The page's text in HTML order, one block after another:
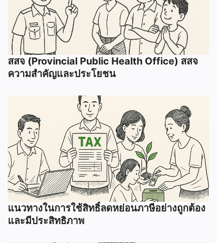
สสจ (Provincial Public Health Office) สสจ
ความสำคัญและประโยชน
แนวทางในการใช้สิทธิ์ลดหย่อนภาษีอย่างถูกต้อง
และมีประสิทธิภาพ